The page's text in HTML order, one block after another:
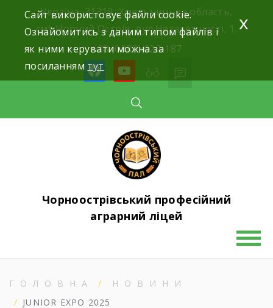
Україна, 31310, Хмельницька область,
смт.Чорний Острів, вул.Незалежності, 1.
+38 (0382) 622-187
facebookyoutube
Чорноострівський професійний
аграрний ліцей
ГОЛОВНА
НОВИНИ
JUNIOR EXPO 2025
Сайт використовує файли cookie.
Ознайомитись з даним типом файлів і
як ними керувати можна за
посиланням тут
x